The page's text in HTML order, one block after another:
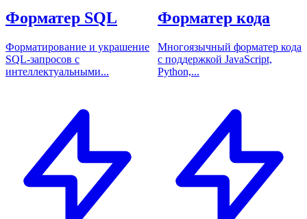
Форматер SQL
Форматирование и украшение
SQL-запросов с
интеллектуальными...
Форматер кода
Многоязычный форматер кода
с поддержкой JavaScript,
Python,...